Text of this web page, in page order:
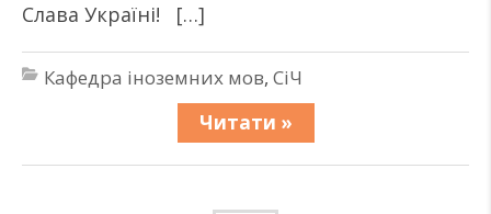
Слава Україні! […]
Кафедра іноземних мов, СіЧ
Читати »